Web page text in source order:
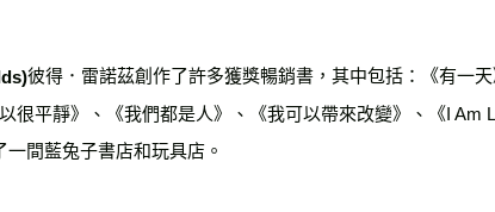
彼得．雷諾茲創作了許多獲獎暢銷書，其中包括：《有一
很平靜》、《我們都是人》、《我可以帶來改變》、《I Am
間藍兔子書店和玩具店。